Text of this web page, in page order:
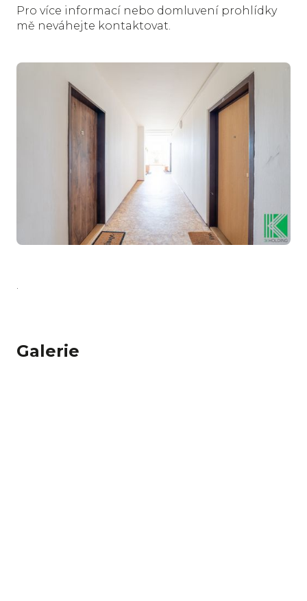
Pro více informací nebo domluvení prohlídky
mě neváhejte kontaktovat.
.
Galerie